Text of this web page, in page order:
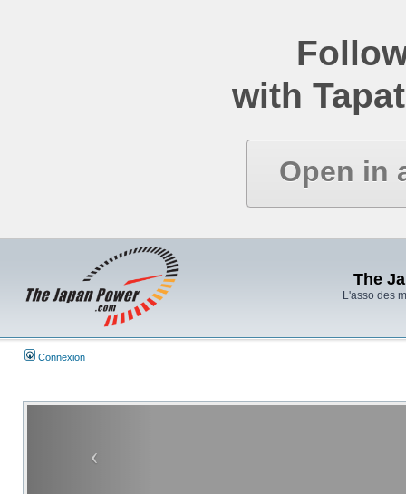
with
Open in
The
L'asso des
Connexion